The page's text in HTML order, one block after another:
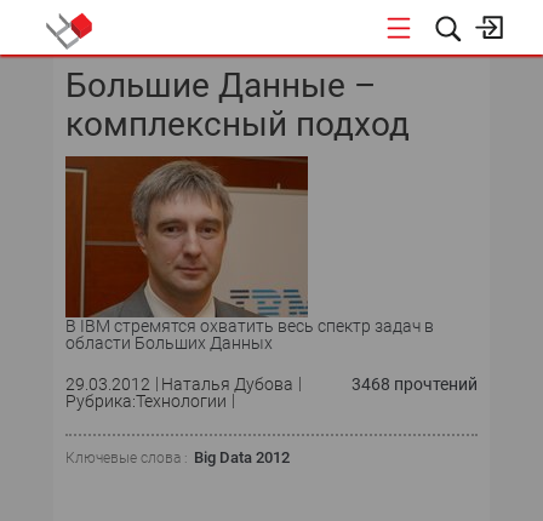
КОНФЕРЕНЦИИ
Большие Данные –
комплексный подход
В IBM стремятся охватить весь спектр задач в
области Больших Данных
29.03.2012
Наталья Дубова
Рубрика:Технологии
3468 прочтений
Ключевые слова : Big Data 2012